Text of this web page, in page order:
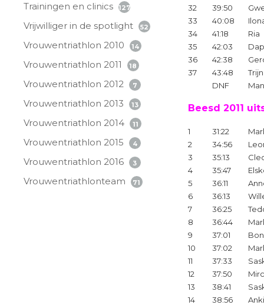
Trainingen en clinics 127
Vrijwilliger in de spotlight 52
Vrouwentriathlon 2010 14
Vrouwentriathlon 2011 18
Vrouwentriathlon 2012 7
Vrouwentriathlon 2013 13
Vrouwentriathlon 2014 11
Vrouwentriathlon 2015 4
Vrouwentriathlon 2016 3
Vrouwentriathlonteam 71
32
39:50
33
40:08
34
41:18
Ria
35
42:03
36
42:38
37
43:48
DNF
Beesd 2011
1 31:22
2
34:56
3
35:13
4
35:47
5
36:11
6
36:13
7
36:25
8
36:44
9
37:01
10
37:02
11
37:33
12
37:50
13
38:41
14
38:56